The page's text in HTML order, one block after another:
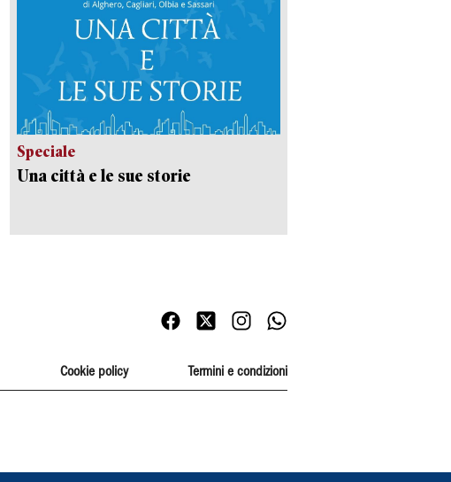
Speciale
Una città e le sue storie
Cookie policy Termini e condizioni